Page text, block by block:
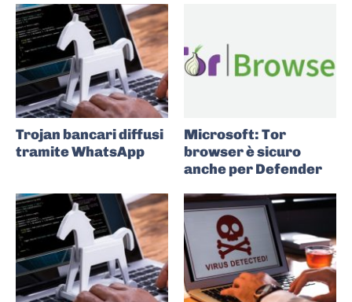
Trojan bancari diffusi
tramite WhatsApp
Microsoft: Tor
browser è sicuro
anche per Defender